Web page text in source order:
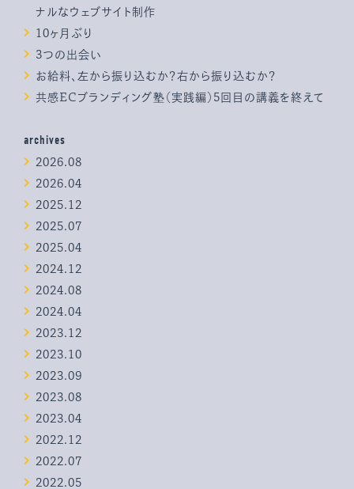
ナルなウェブサイト制作
10ヶ月ぶり
3つの出会い
お給料、左から振り込むか？右から振り込むか？
共感ECブランディング塾（実践編）5回目の講義を終えて
archives
2026.08
2026.04
2025.12
2025.07
2025.04
2024.12
2024.08
2024.04
2023.12
2023.10
2023.09
2023.08
2023.04
2022.12
2022.07
2022.05